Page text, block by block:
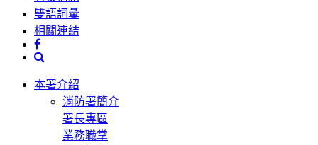
雙語詞彙
相關連結
本署介紹
消防署簡介
署長專區
業務職掌